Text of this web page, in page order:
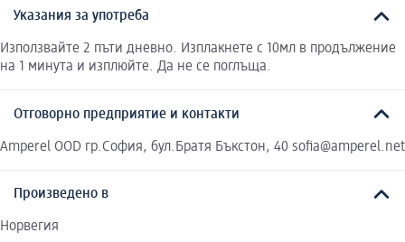
Указания за употреба
Използвайте 2 пъти дневно. Изплакнете с 10мл в продължение
на 1 минута и изплюйте. Да не се поглъща.
Отговорно предприятие и контакти
Amperel OOD гр.София, бул.Братя Бъкстон, 40 sofia@amperel.net
Произведено в
Норвегия